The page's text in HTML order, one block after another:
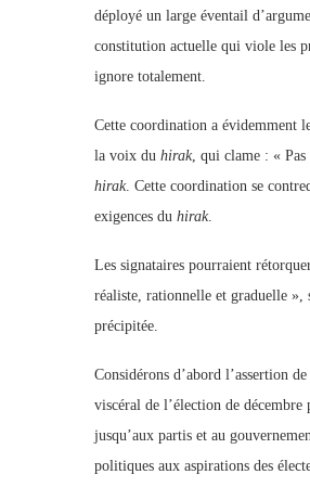
déployé un large éventail
constitution actuelle qui viole les
ignore totalement.
Cette coordination a évidemment
la voix du hirak, qui clame : « Pas
hirak. Cette coordination se
exigences du hirak.
Les signataires pourraient
réaliste, rationnelle et graduelle
précipitée.
Considérons d’abord l’assertion
viscéral de l’élection de décembre
jusqu’aux partis et au
politiques aux aspirations des